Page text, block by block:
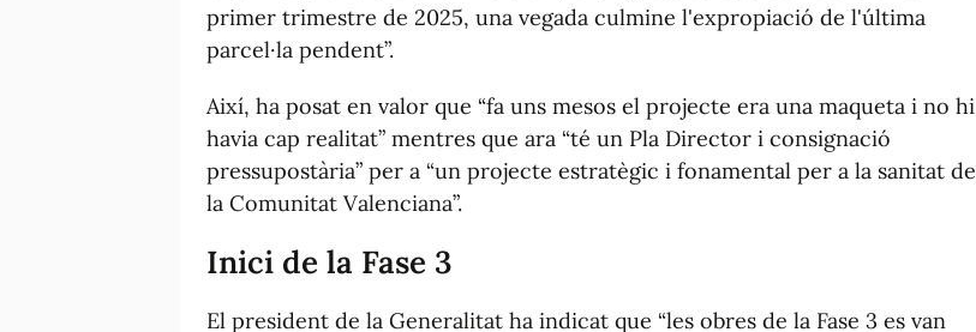
primer trimestre de 2025, una vegada culmine l'expropiació de l'última
parcel·la pendent”.
Així, ha posat en valor que “fa uns mesos el projecte era una maqueta i no hi
havia cap realitat” mentres que ara “té un Pla Director i consignació
pressupostària” per a “un projecte estratègic i fonamental per a la sanitat de
la Comunitat Valenciana”.
Inici de la Fase 3
El president de la Generalitat ha indicat que “les obres de la Fase 3 es van